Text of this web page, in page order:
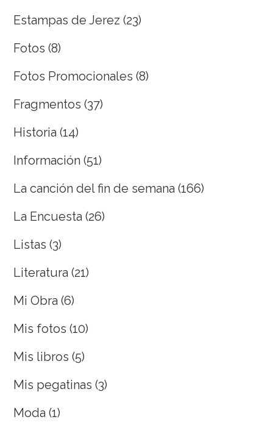
Estampas de Jerez (23)
Fotos (8)
Fotos Promocionales (8)
Fragmentos (37)
Historia (14)
Información (51)
La canción del fin de semana (166)
La Encuesta (26)
Listas (3)
Literatura (21)
Mi Obra (6)
Mis fotos (10)
Mis libros (5)
Mis pegatinas (3)
Moda (1)